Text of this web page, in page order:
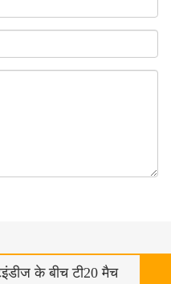
के बीच टी20 मैच